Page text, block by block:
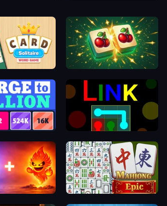
Word Game Mahjong Puzzle: Tile Match
Link
Merge Mahjong Epic